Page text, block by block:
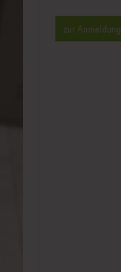
zur Anmeldung